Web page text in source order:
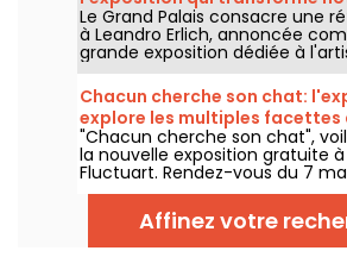
sur le réel - nos photos
Le Grand Palais consacre une
à Leandro Erlich, annoncée
grande exposition dédiée à
Europe ! Rendez-vous du 2 juin
septembre 2026 pour découvrir
singulier de Leandro Erlich,
installations qui brouillent nos
notre perception dans l'espace
Chacun cherche son chat:
explore les multiples facettes
Fluctuart - nos photos
"Chacun cherche son chat",
la nouvelle exposition gratuite
Fluctuart. Rendez-vous du 7
2026 pour admirer les œuvres
d'artistes issus de l’art urbain.
l'occasion, Madame, Kraken,
Wenna explorent les multiples
Affinez votre